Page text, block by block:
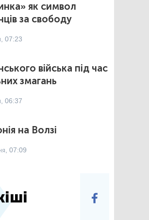
як символ
за свободу
07:23
війська під час
змагань
06:37
на Волзі
07:09